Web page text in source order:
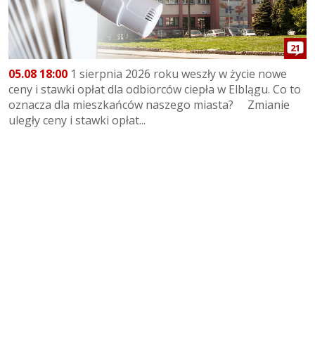
21
05.08 18:00 1 sierpnia 2026 roku weszły w życie nowe
ceny i stawki opłat dla odbiorców ciepła w Elblągu. Co to
oznacza dla mieszkańców naszego miasta? Zmianie
uległy ceny i stawki opłat...